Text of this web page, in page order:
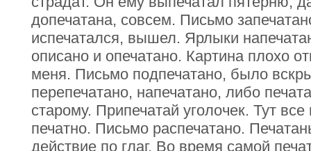
допечатана, совсем. Письмо
испечатался, вышел. Ярлыки
описано и опечатано. Картина плохо
меня. Письмо подпечатано, было
перепечатано, напечатано, либо
старому. Припечатай уголочек. Тут
печатно. Письмо распечатано.
действие по глаг. Во время самой